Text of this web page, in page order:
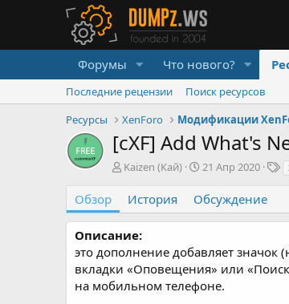
Форумы Что нового?
Последние рецензии
Поиск ресурсов
Ресурсы
XenForo Модификации
[cXF] Add What's
А
о
р
Kaizen (Кай)
Д
т
а
с
з
д
а
21 Апр 2020
Т
и
Обзор История Обсуждение
Описание:
это дополнение добавляет значок
вкладки «Оповещения» или
на мобильном телефоне.